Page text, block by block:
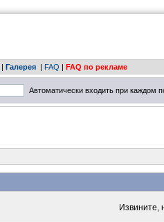
| Галерея | FAQ | FAQ по рекламе
Автоматически входить при каждом
Извините,